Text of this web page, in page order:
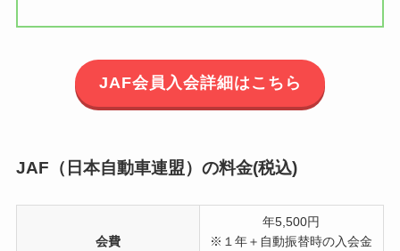
JAF会員入会詳細はこちら
JAF（日本自動車連盟）の料金(税込)
会費
年5,500円
※１年＋自動振替時の入会金